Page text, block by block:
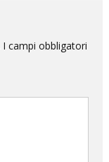
I campi obbligatori